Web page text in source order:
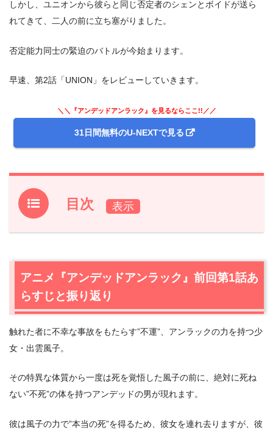
しかし、ユニオンから彼らと同じ否定者のシェンとボイドが送ら
れてきて、二人の前に立ち塞がりました。
否定能力同士の緊迫のバトルが今始まります。
早速、第2話「UNION」をレビューしていきます。
＼＼『アンデッドアンラック』を見るならここ!!／／
31日間無料のU-NEXTで見る
目次
1.アニメ『アンデッドアンラック』前回第1話あらすじと振
【ネタバレあり】アニメ『アンデッドアンラック』第2
話あらすじ・感想
2.1 旅の始まり
2.3 何を否定する？
2.4再び、旅の始まり
3.アニメ『アンデッドアンラック』第2話まとめ
アニメ『アンデッドアンラック』前回第1話あ
らすじと振り返り
触れた者に不幸な事故をもたらす”不運”、アンラックの力を持つ少
女・出雲風子。
その特異な体質から一度は死を覚悟した風子の前に、絶対に死ね
ない”不死”の体を持つアンデッドの男が現れます。
彼は風子の力で”本当の死”を得るため、彼女を連れ去りますが、彼